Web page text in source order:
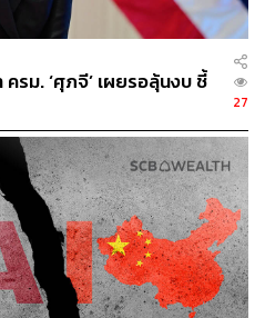
าทของภาครัฐศ. ดร.หลินอี้ฟู
ช้นโยบายที่มีประสิทธิภาพ
งๆ พร้อมไปกับการรักษา
ษฐกิจอย่างต่อเนื่อง รวมถึง
ละการเงิน และการลงทุน
ยาว เช่น การวางโครงสร้าง
ทั้งด้านการผลิตและ
รกับสิ่งแวดล้อมอย่างจริงจัง
เพื่อปรับปรุงประสิทธิภาพของ
ครม. ‘ศุภจี’ เผยรอลุ้นงบ ชี้
27